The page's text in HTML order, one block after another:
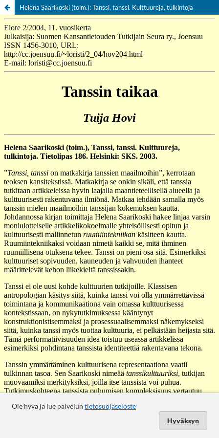
Helena Saarikoski (toim.): Tanssi, tanssi. Kulttuureja, tulkintoja
Ole hyvä ja lue palvelun tietosuojaseloste
Hyväksyn
Palvelua ylläpitääTieteellisten seurain valtuuskunta.